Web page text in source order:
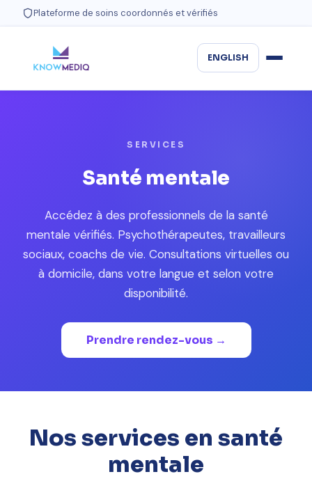
Plateforme de soins coordonnés et vérifiés
ENGLISH
SERVICES
Santé mentale
Accédez à des professionnels de la santé
mentale vérifiés. Psychothérapeutes, travailleurs
sociaux, coachs de vie. Consultations virtuelles ou
à domicile, dans votre langue et selon votre
disponibilité.
Prendre rendez-vous →
Nos services en santé
mentale